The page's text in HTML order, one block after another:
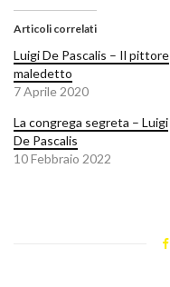
Articoli correlati
Luigi De Pascalis – Il pittore
maledetto
7 Aprile 2020
La congrega segreta – Luigi
De Pascalis
10 Febbraio 2022